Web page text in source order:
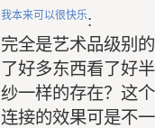
我本来可以很快乐:
完全是艺术品级别
了好多东西看了好
纱一样的存在？这
连接的效果可是不